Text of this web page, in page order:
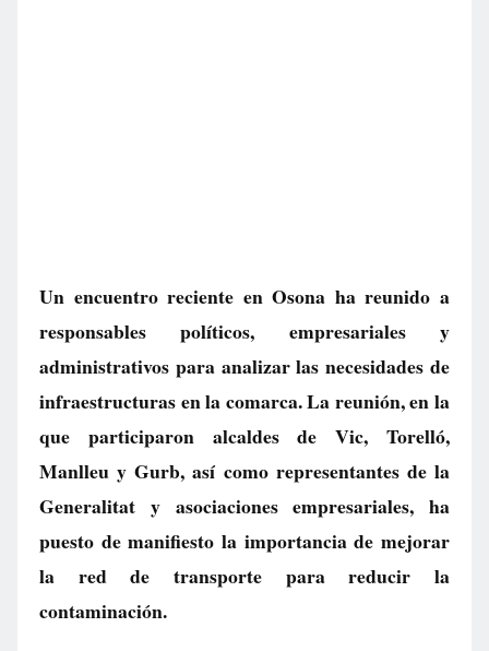
Un encuentro reciente en Osona ha reunido a
responsables políticos, empresariales y
administrativos para analizar las necesidades de
infraestructuras en la comarca. La reunión, en la
que participaron alcaldes de Vic, Torelló,
Manlleu y Gurb, así como representantes de la
Generalitat y asociaciones empresariales, ha
puesto de manifiesto la importancia de mejorar
la red de transporte para reducir la
contaminación.